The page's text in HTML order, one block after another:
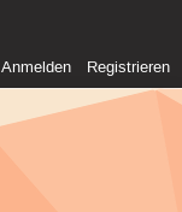
Anmelden Registrieren